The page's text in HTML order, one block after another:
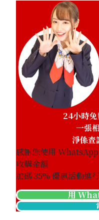
24小時免
一張
淨係查
感謝您使用 WhatsApp
收購金額
加碼35% 優惠活動進
用